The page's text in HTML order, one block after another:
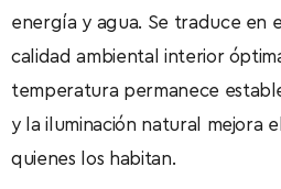
energía y agua. Se traduce en
calidad ambiental interior
temperatura permanece
y la iluminación natural mejora
quienes los habitan.